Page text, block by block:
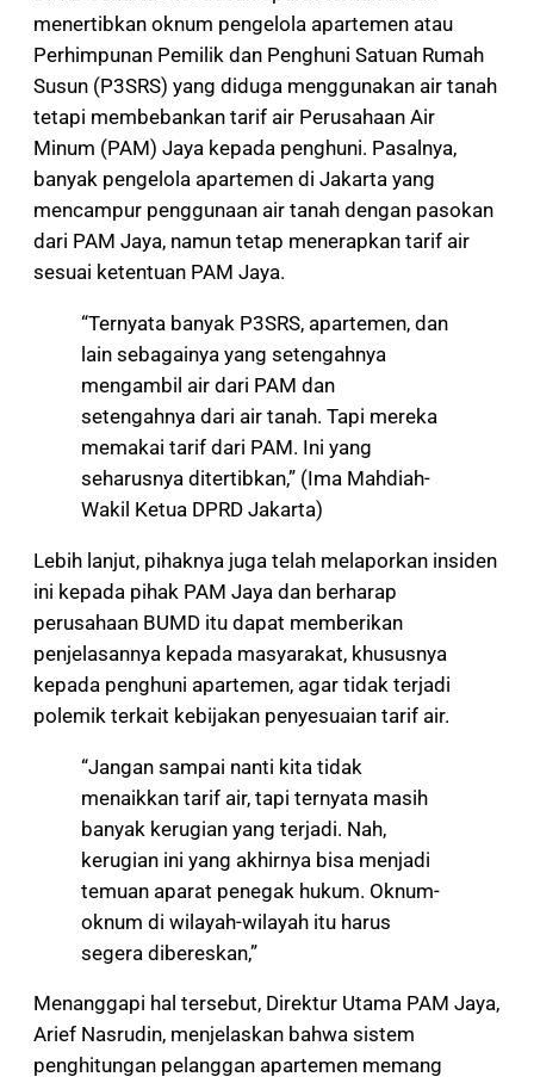
menertibkan oknum pengelola apartemen atau
Perhimpunan Pemilik dan Penghuni Satuan Rumah
Susun (P3SRS) yang diduga menggunakan air tanah
tetapi membebankan tarif air Perusahaan Air
Minum (PAM) Jaya kepada penghuni. Pasalnya,
banyak pengelola apartemen di Jakarta yang
mencampur penggunaan air tanah dengan pasokan
dari PAM Jaya, namun tetap menerapkan tarif air
sesuai ketentuan PAM Jaya.
“Ternyata banyak P3SRS, apartemen, dan
lain sebagainya yang setengahnya
mengambil air dari PAM dan
setengahnya dari air tanah. Tapi mereka
memakai tarif dari PAM. Ini yang
seharusnya ditertibkan,” (Ima Mahdiah-
Wakil Ketua DPRD Jakarta)
Lebih lanjut, pihaknya juga telah melaporkan insiden
ini kepada pihak PAM Jaya dan berharap
perusahaan BUMD itu dapat memberikan
penjelasannya kepada masyarakat, khususnya
kepada penghuni apartemen, agar tidak terjadi
polemik terkait kebijakan penyesuaian tarif air.
“Jangan sampai nanti kita tidak
menaikkan tarif air, tapi ternyata masih
banyak kerugian yang terjadi. Nah,
kerugian ini yang akhirnya bisa menjadi
temuan aparat penegak hukum. Oknum-
oknum di wilayah-wilayah itu harus
segera dibereskan,”
Menanggapi hal tersebut, Direktur Utama PAM Jaya,
Arief Nasrudin, menjelaskan bahwa sistem
penghitungan pelanggan apartemen memang